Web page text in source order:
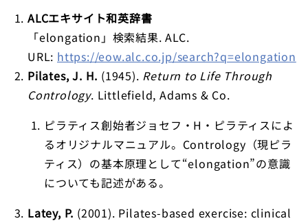
ALCエキサイト和英辞書
「elongation」検索結果. ALC.
URL: https://eow.alc.co.jp/search?q=elongation
Pilates, J. H. (1945). Return to Life Through
Contrology. Littlefield, Adams & Co.
ピラティス創始者ジョセフ・H・ピラティスによ
るオリジナルマニュアル。Contrology（現ピラ
ティス）の基本原理として“elongation”の意識
についても記述がある。
Latey, P. (2001). Pilates-based exercise: clinical